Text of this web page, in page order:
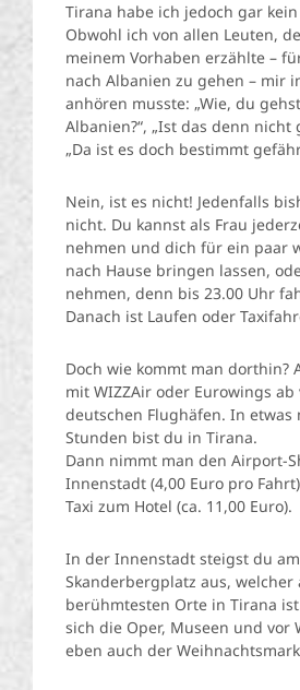
Tirana habe ich jedoch gar
Obwohl ich von allen Leuten,
meinem Vorhaben erzählte –
nach Albanien zu gehen – mir
anhören musste: „Wie, du
Albanien?“, „Ist das denn nicht
„Da ist es doch bestimmt
Nein, ist es nicht! Jedenfalls
nicht. Du kannst als Frau
nehmen und dich für ein paar
nach Hause bringen lassen,
nehmen, denn bis 23.00 Uhr
Danach ist Laufen oder
Doch wie kommt man dorthin?
mit WIZZAir oder Eurowings ab
deutschen Flughäfen. In etwas
Stunden bist du in Tirana.
Dann nimmt man den Airport-
Innenstadt (4,00 Euro pro
Taxi zum Hotel (ca. 11,00 Euro).
In der Innenstadt steigst du am
Skanderbergplatz aus,
berühmtesten Orte in Tirana
sich die Oper, Museen und vor
eben auch der